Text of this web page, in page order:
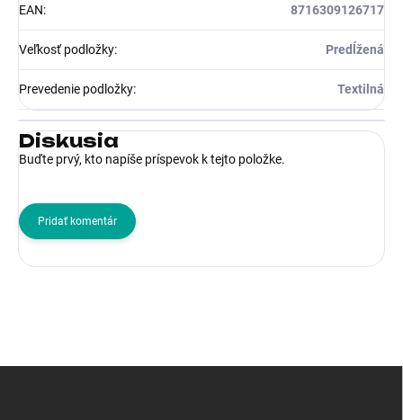
EAN: 8716309126717
Veľkosť podložky: Predĺžená
Prevedenie podložky: Textilná
Diskusia
Buďte prvý, kto napíše príspevok k tejto položke.
Pridať komentár